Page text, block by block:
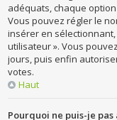
adéquats, chaque
Vous pouvez régler le
insérer en
utilisateur ». Vous
jours, puis enfin
votes.
Haut
Pourquoi ne puis-je pas